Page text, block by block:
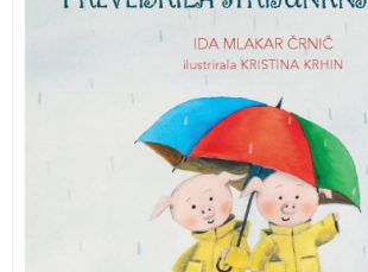
mrzel in deževen dan je bil to.
čisto na tleh. Naj jo gresta iskat? Kako
prevedrila štrbunknjen dan